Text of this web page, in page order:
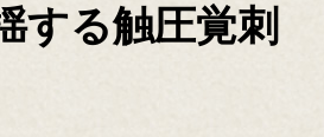
する触圧覚刺